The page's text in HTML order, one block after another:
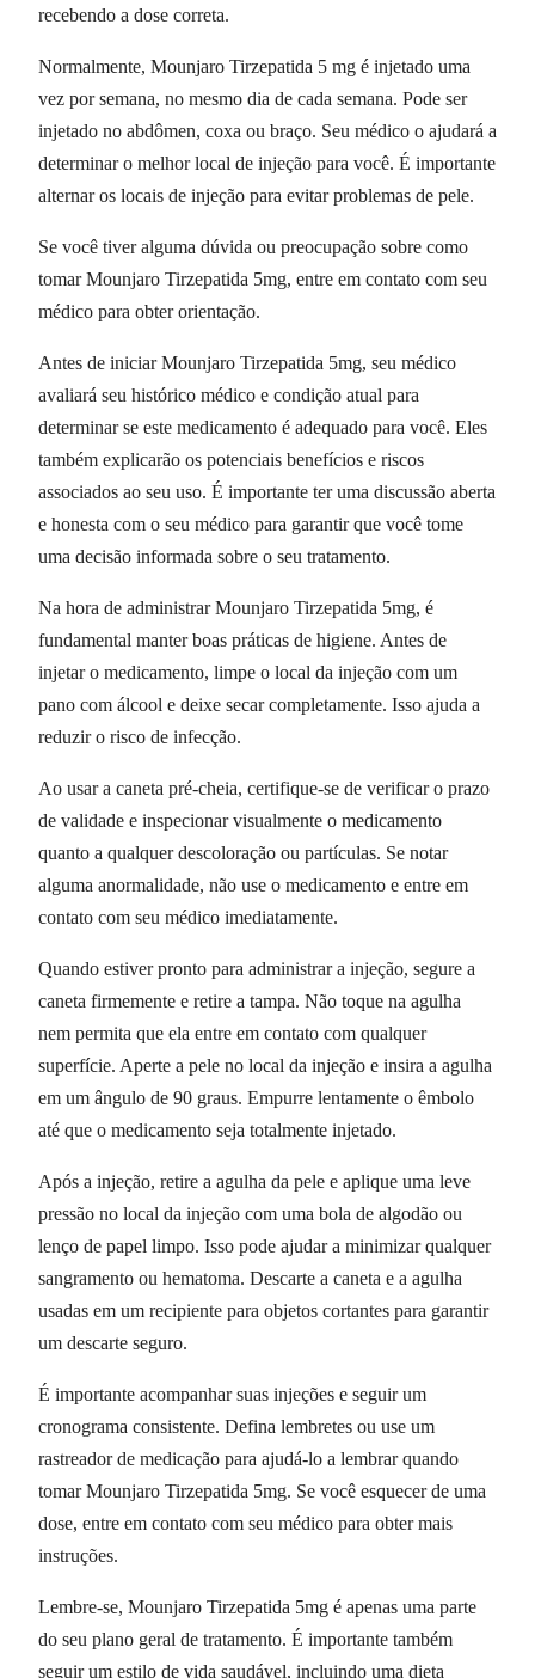
recebendo a dose correta.
Normalmente, Mounjaro Tirzepatida 5 mg é injetado uma
vez por semana, no mesmo dia de cada semana. Pode ser
injetado no abdômen, coxa ou braço. Seu médico o ajudará a
determinar o melhor local de injeção para você. É importante
alternar os locais de injeção para evitar problemas de pele.
Se você tiver alguma dúvida ou preocupação sobre como
tomar Mounjaro Tirzepatida 5mg, entre em contato com seu
médico para obter orientação.
Antes de iniciar Mounjaro Tirzepatida 5mg, seu médico
avaliará seu histórico médico e condição atual para
determinar se este medicamento é adequado para você. Eles
também explicarão os potenciais benefícios e riscos
associados ao seu uso. É importante ter uma discussão aberta
e honesta com o seu médico para garantir que você tome
uma decisão informada sobre o seu tratamento.
Na hora de administrar Mounjaro Tirzepatida 5mg, é
fundamental manter boas práticas de higiene. Antes de
injetar o medicamento, limpe o local da injeção com um
pano com álcool e deixe secar completamente. Isso ajuda a
reduzir o risco de infecção.
Ao usar a caneta pré-cheia, certifique-se de verificar o prazo
de validade e inspecionar visualmente o medicamento
quanto a qualquer descoloração ou partículas. Se notar
alguma anormalidade, não use o medicamento e entre em
contato com seu médico imediatamente.
Quando estiver pronto para administrar a injeção, segure a
caneta firmemente e retire a tampa. Não toque na agulha
nem permita que ela entre em contato com qualquer
superfície. Aperte a pele no local da injeção e insira a agulha
em um ângulo de 90 graus. Empurre lentamente o êmbolo
até que o medicamento seja totalmente injetado.
Após a injeção, retire a agulha da pele e aplique uma leve
pressão no local da injeção com uma bola de algodão ou
lenço de papel limpo. Isso pode ajudar a minimizar qualquer
sangramento ou hematoma. Descarte a caneta e a agulha
usadas em um recipiente para objetos cortantes para garantir
um descarte seguro.
É importante acompanhar suas injeções e seguir um
cronograma consistente. Defina lembretes ou use um
rastreador de medicação para ajudá-lo a lembrar quando
tomar Mounjaro Tirzepatida 5mg. Se você esquecer de uma
dose, entre em contato com seu médico para obter mais
instruções.
Lembre-se, Mounjaro Tirzepatida 5mg é apenas uma parte
do seu plano geral de tratamento. É importante também
seguir um estilo de vida saudável, incluindo uma dieta